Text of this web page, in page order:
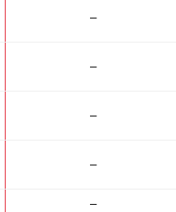
–
–
–
–
–